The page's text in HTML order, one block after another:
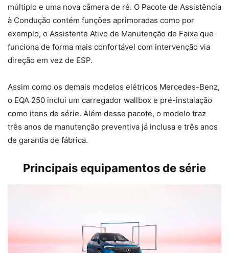
múltiplo e uma nova câmera de ré. O Pacote de Assistência
à Condução contém funções aprimoradas como por
exemplo, o Assistente Ativo de Manutenção de Faixa que
funciona de forma mais confortável com intervenção via
direção em vez de ESP.
Assim como os demais modelos elétricos Mercedes-Benz,
o EQA 250 inclui um carregador wallbox e pré-instalação
como itens de série. Além desse pacote, o modelo traz
três anos de manutenção preventiva já inclusa e três anos
de garantia de fábrica.
Principais equipamentos de série